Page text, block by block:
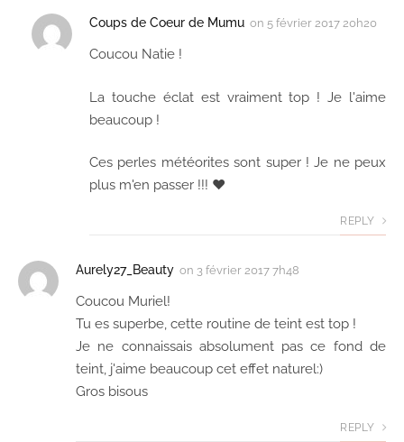
Coups de Coeur de Mumu on 5 février 2017 20h20
Coucou Natie !
La touche éclat est vraiment top ! Je l'aime
beaucoup !
Ces perles météorites sont super ! Je ne peux
plus m'en passer !!! ♥
REPLY
Aurely27_Beauty on 3 février 2017 7h48
Coucou Muriel!
Tu es superbe, cette routine de teint est top !
Je ne connaissais absolument pas ce fond de
teint, j'aime beaucoup cet effet naturel:)
Gros bisous
REPLY